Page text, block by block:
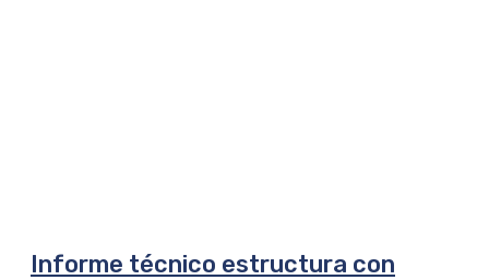
Informe técnico estructura con